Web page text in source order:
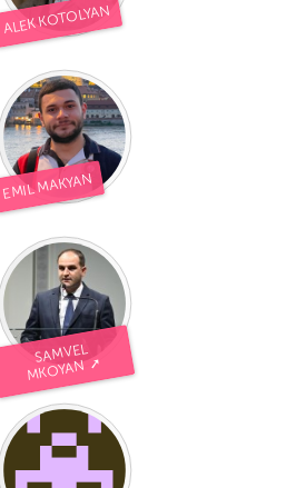
ALEK KOTOLYAN
EMIL MAKYAN
SAMVEL
MKOYAN ➚